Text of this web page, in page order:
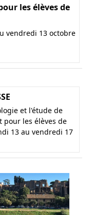
les élèves de
vendredi 13 octobre
et l'étude de
pour les élèves de
13 au vendredi 17